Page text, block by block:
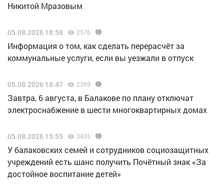
Никитой Мразовым
05.08.2026 18:58 2576
Информация о том, как сделать перерасчёт за
коммунальные услуги, если вы уезжали в отпуск
05.08.2026 18:47 2269
Завтра, 6 августа, в Балакове по плану отключат
электроснабжение в шести многоквартирных домах
05.08.2026 15:55 3435
У балаковских семей и сотрудников социозащитных
учреждений есть шанс получить Почётный знак «За
достойное воспитание детей»